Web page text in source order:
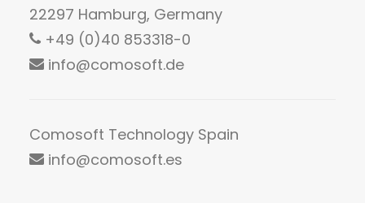
22297 Hamburg, Germany
+49 (0)40 853318-0
info@comosoft.de
Comosoft Technology Spain
info@comosoft.es